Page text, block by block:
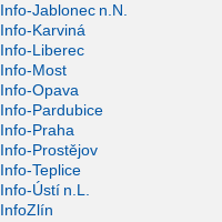
Info-Jablonec n.N.
Info-Karviná
Info-Liberec
Info-Most
Info-Opava
Info-Pardubice
Info-Praha
Info-Prostějov
Info-Teplice
Info-Ústí n.L.
InfoZlín